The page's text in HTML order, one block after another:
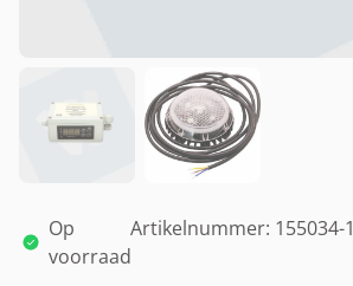
Op
voorraad
Artikelnummer: 155034-1